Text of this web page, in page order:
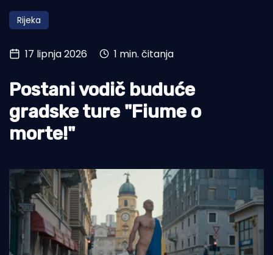
Obala
Otoci
Turizam i nautika
Pomorstvo
Ribolov
Ekologija
Rijeka
17 lipnja 2026 1 min. čitanja
Postani vodič buduće
gradske ture "Fiume o
morte!"